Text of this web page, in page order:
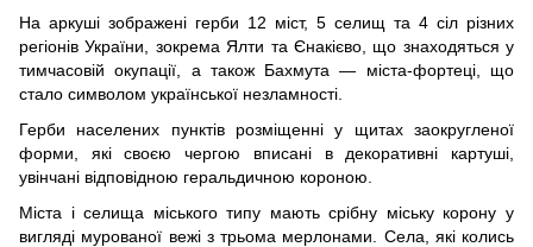
На аркуші зображені герби 12 міст, 5 селищ та 4 сіл різних
регіонів України, зокрема Ялти та Єнакієво, що знаходяться у
тимчасовій окупації, а також Бахмута — міста-фортеці, що
стало символом української незламності.
Герби населених пунктів розміщенні у щитах заокругленої
форми, які своєю чергою вписані в декоративні картуші,
увінчані відповідною геральдичною короною.
Міста і селища міського типу мають срібну міську корону у
вигляді мурованої вежі з трьома мерлонами. Села, які колись